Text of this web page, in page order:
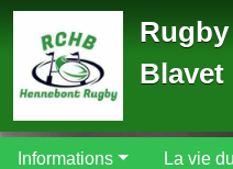
Blavet
Informations La vie
Panneau de gestion des